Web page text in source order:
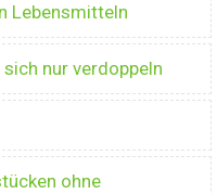
Lebensmitteln
nur verdoppeln
ohne